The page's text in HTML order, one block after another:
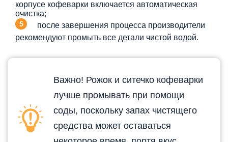
корпусе кофеварки включается автоматическая
очистка;
после завершения процесса производители
рекомендуют промыть все детали чистой водой.
Важно! Рожок и ситечко кофеварки
лучше промывать при помощи
соды, поскольку запах чистящего
средства может оставаться